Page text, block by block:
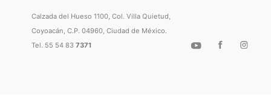
Calzada del Hueso 1100, Col. Villa Quietud,
Coyoacán, C.P. 04960, Ciudad de México.
Tel. 55 54 837371